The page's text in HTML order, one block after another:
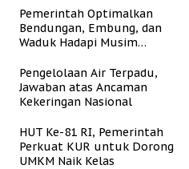
Pemerintah Optimalkan
Bendungan, Embung, dan
Waduk Hadapi Musim
Pengelolaan Air Terpadu,
Jawaban atas Ancaman
Kekeringan Nasional
HUT Ke-81 RI, Pemerintah
Perkuat KUR untuk Dorong
UMKM Naik Kelas